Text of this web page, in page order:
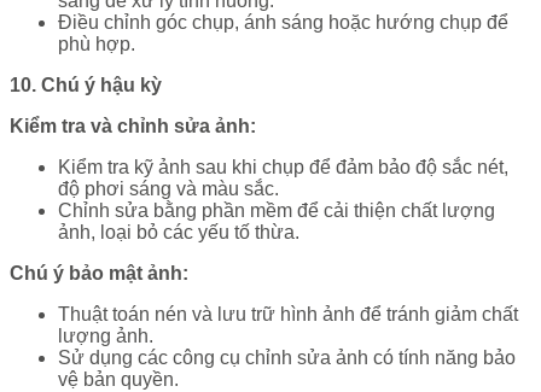
Điều chỉnh góc chụp, ánh sáng hoặc hướng chụp để
phù hợp.
10. Chú ý hậu kỳ
Kiểm tra và chỉnh sửa ảnh:
Kiểm tra kỹ ảnh sau khi chụp để đảm bảo độ sắc nét,
độ phơi sáng và màu sắc.
Chỉnh sửa bằng phần mềm để cải thiện chất lượng
ảnh, loại bỏ các yếu tố thừa.
Chú ý bảo mật ảnh:
Thuật toán nén và lưu trữ hình ảnh để tránh giảm chất
lượng ảnh.
Sử dụng các công cụ chỉnh sửa ảnh có tính năng bảo
vệ bản quyền.